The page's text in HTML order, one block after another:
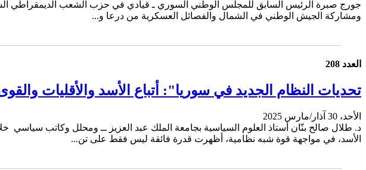
ومشاركة الجيش الوطني في الشمال والفصائل العسكرية من درعا و...
العدد 208
تحديات النظام الجديد في سوريا": أتباع الأسد والأقليات والقوى
الأحد، 30 آذار/مارس 2025
د. طلال صالح بنّان أستاذ العلوم السياسية بجامعة الملك عبد العزيز ــ ومحلل وكاتب
الأسد، في مواجهة قوة شبه نظامية، أظهرت قدرة فائقة ليس فقط على تن...